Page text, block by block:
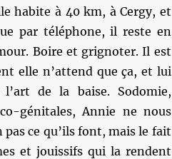
habite à 40 km, à Cergy, et
par téléphone, il reste en
Boire et grignoter. Il est
elle n’attend que ça, et lui
de la baise. Sodomie,
génitales, Annie ne nous
pas ce qu’ils font, mais le fait
et jouissifs qui la rendent